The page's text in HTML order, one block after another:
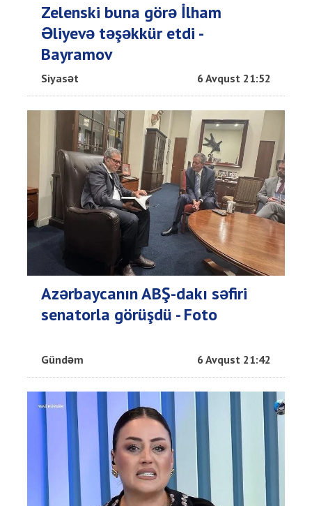
Zelenski buna görə İlham
Əliyevə təşəkkür etdi -
Bayramov
Siyasət 6 Avqust 21:52
Azərbaycanın ABŞ-dakı səfiri
senatorla görüşdü - Foto
Gündəm 6 Avqust 21:42